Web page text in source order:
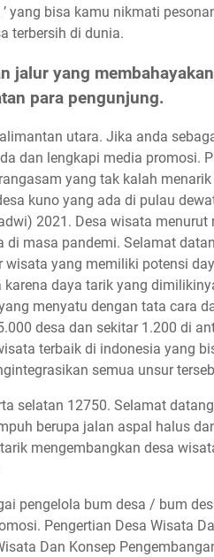
’ yang bisa kamu nikmati
terbersih di dunia.
jalur yang
para pengunjung.
utara. Jika anda
dan lengkapi media promosi.
yang tak kalah
kuno yang ada di pulau
2021. Desa wisata
di masa pandemi. Selamat
wisata yang memiliki potensi
daya tarik yang
menyatu dengan tata cara
desa dan sekitar 1.200 di
terbaik di indonesia yang
semua unsur
selatan 12750. Selamat
berupa jalan aspal halus
mengembangkan desa
Dan Konsep